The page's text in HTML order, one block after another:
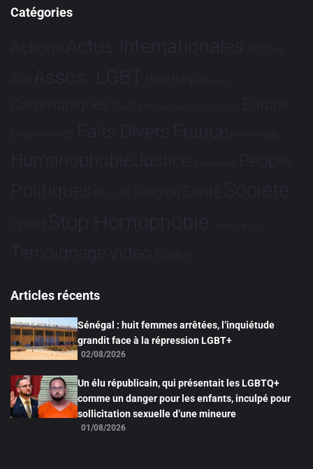
Catégories
Actions Actus Internationales Afrique
Asie Assos. LGBT Bioéthique Brève
Communiqués Culture Dialogues France-Brésil Europe
Evénements Faits Divers France Hommage
HumanophobieJustice Partenariat People
Politiques Projets Religion Santé Société
Sport Stop Homophobie Tech Tribune
TémoignageVidéo Études
Articles récents
Sénégal : huit femmes arrêtées, l’inquiétude
grandit face à la répression LGBT+
02/08/2026
Un élu républicain, qui présentait les LGBTQ+
comme un danger pour les enfants, inculpé pour
sollicitation sexuelle d’une mineure
01/08/2026